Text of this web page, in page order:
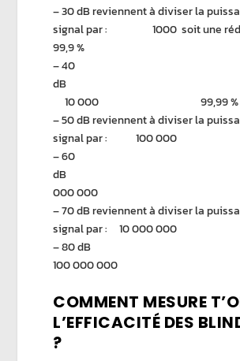
– 30 dB reviennent à diviser la
signal par : 1000 soit une
99,9 %
– 40
10 000 99,99 %
– 50 dB reviennent à diviser la
signal par : 100 000
– 60
dB
000 000
– 70 dB reviennent à diviser la
signal par : 10 000 000
– 80
100 000 000
COMMENT MESURE
L’EFFICACITÉ DES
?